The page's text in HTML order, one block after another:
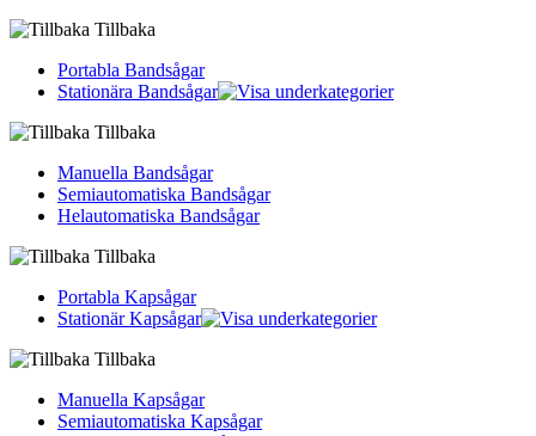
Tillbaka
Portabla Bandsågar
Stationära Bandsågar
Tillbaka
Manuella Bandsågar
Semiautomatiska Bandsågar
Helautomatiska Bandsågar
Tillbaka
Portabla Kapsågar
Stationär Kapsågar
Tillbaka
Manuella Kapsågar
Semiautomatiska Kapsågar